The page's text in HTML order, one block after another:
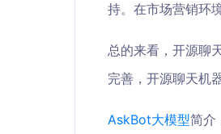
持。在市场营销环
总的来看，开源聊
完善，开源聊天机
AskBot大模型简介